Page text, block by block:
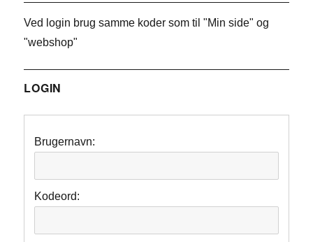
Ved login brug samme koder som til "Min side" og
"webshop"
LOGIN
Brugernavn:
Kodeord: